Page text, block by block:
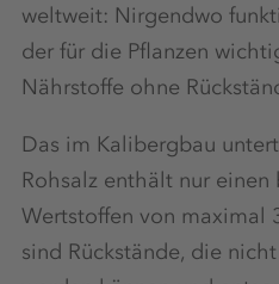
weltweit: Nirgendwo
der für die Pflanzen
Nährstoffe ohne
Das im Kalibergbau
Rohsalz enthält nur
Wertstoffen von maximal
sind Rückstände, die